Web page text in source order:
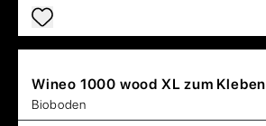
Wineo 1000 wood XL zum Kleben
Bioboden